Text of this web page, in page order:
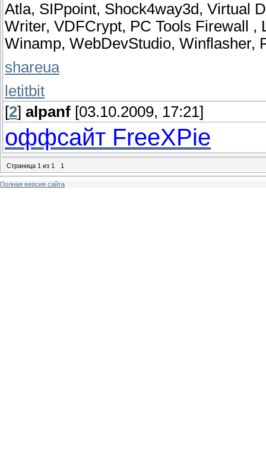
Atla, SIPpoint, Shock4way3d, Virtual
Writer, VDFCrypt, PC Tools Firewall ,
Winamp, WebDevStudio, Winflasher,
shareua
letitbit
[2] alpanf [03.10.2009, 17:21]
оффсайт FreeXPie
Страница 1 из 1 1
Полная версия сайта